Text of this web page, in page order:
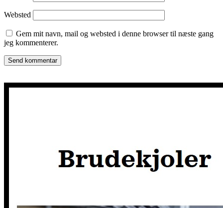
Websted
Gem mit navn, mail og websted i denne browser til næste gang
jeg kommenterer.